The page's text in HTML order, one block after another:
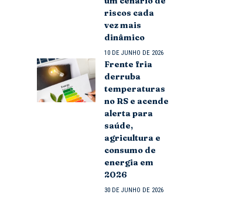
riscos cada
vez mais
dinâmico
10 DE JUNHO DE 2026
Frente fria
derruba
temperaturas
no RS e acende
alerta para
saúde,
agricultura e
consumo de
energia em
2026
30 DE JUNHO DE 2026